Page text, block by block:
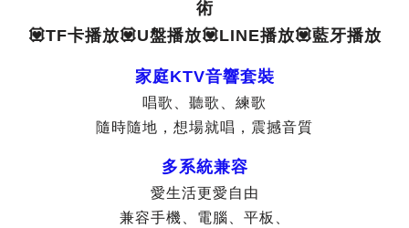
術
💟TF卡播放💟U盤播放💟LINE播放💟藍牙播放
家庭KTV音響套裝
唱歌、聽歌、練歌
隨時隨地，想場就唱，震撼音質
多系統兼容
愛生活更愛自由
兼容手機、電腦、平板、